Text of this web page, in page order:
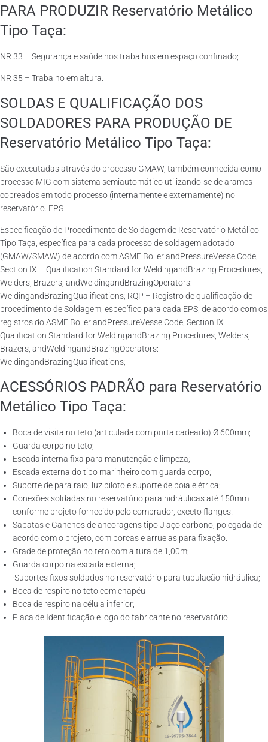
PARA PRODUZIR Reservatório Metálico
Tipo Taça:
NR 33 – Segurança e saúde nos trabalhos em espaço confinado;
NR 35 – Trabalho em altura.
SOLDAS E QUALIFICAÇÃO DOS
SOLDADORES PARA PRODUÇÃO DE
Reservatório Metálico Tipo Taça:
São executadas através do processo GMAW, também conhecida como
processo MIG com sistema semiautomático utilizando-se de arames
cobreados em todo processo (internamente e externamente) no
reservatório. EPS
Especificação de Procedimento de Soldagem de Reservatório Metálico
Tipo Taça, específica para cada processo de soldagem adotado
(GMAW/SMAW) de acordo com ASME Boiler andPressureVesselCode,
Section IX – Qualification Standard for WeldingandBrazing Procedures,
Welders, Brazers, andWeldingandBrazingOperators:
WeldingandBrazingQualifications; RQP – Registro de qualificação de
procedimento de Soldagem, específico para cada EPS, de acordo com os
registros do ASME Boiler andPressureVesselCode, Section IX –
Qualification Standard for WeldingandBrazing Procedures, Welders,
Brazers, andWeldingandBrazingOperators:
WeldingandBrazingQualifications;
ACESSÓRIOS PADRÃO para Reservatório
Metálico Tipo Taça:
Boca de visita no teto (articulada com porta cadeado) Ø 600mm;
Guarda corpo no teto;
Escada interna fixa para manutenção e limpeza;
Escada externa do tipo marinheiro com guarda corpo;
Suporte de para raio, luz piloto e suporte de boia elétrica;
Conexões soldadas no reservatório para hidráulicas até 150mm
conforme projeto fornecido pelo comprador, exceto flanges.
Sapatas e Ganchos de ancoragens tipo J aço carbono, polegada de
acordo com o projeto, com porcas e arruelas para fixação.
Grade de proteção no teto com altura de 1,00m;
Guarda corpo na escada externa;
·Suportes fixos soldados no reservatório para tubulação hidráulica;
Boca de respiro no teto com chapéu
Boca de respiro na célula inferior;
Placa de Identificação e logo do fabricante no reservatório.